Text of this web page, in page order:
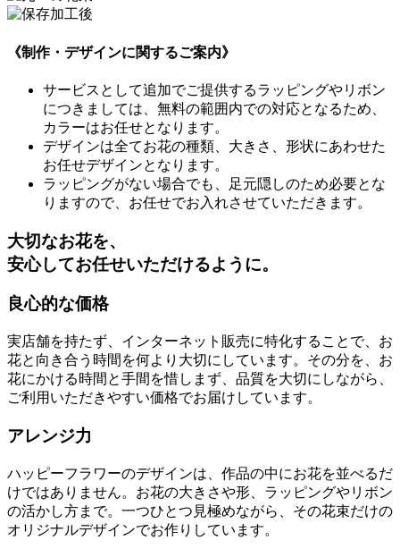
《制作・デザインに関するご案内》
サービスとして追加でご提供するラッピングやリボン
につきましては、無料の範囲内での対応となるため、
カラーはお任せとなります。
デザインは全てお花の種類、大きさ、形状にあわせた
お任せデザインとなります。
ラッピングがない場合でも、足元隠しのため必要とな
りますので、お任せでお入れさせていただきます。
大切なお花を、
安心してお任せいただけるように。
良心的な価格
実店舗を持たず、インターネット販売に特化することで、お
花と向き合う時間を何より大切にしています。その分を、お
花にかける時間と手間を惜しまず、 品質を大切にしながら、
ご利用いただきやすい価格でお届けしています。
アレンジ力
ハッピーフラワーのデザインは、作品の中にお花を並べるだ
けではありません。お花の大きさや形、ラッピングやリボン
の活かし方まで。一つひとつ見極めながら、 その花束だけの
オリジナルデザインでお作りしています。